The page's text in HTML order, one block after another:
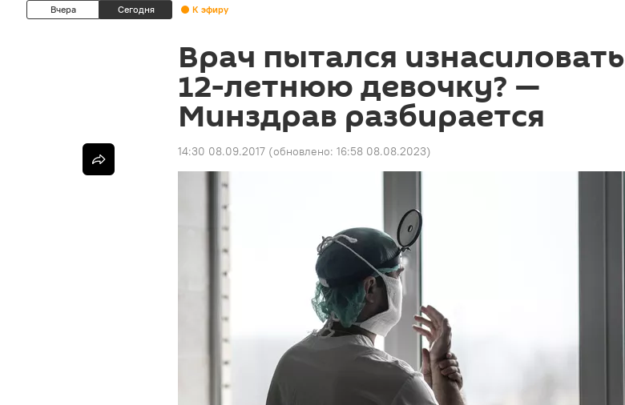
Вчера Сегодня К эфиру
Врач пытался изнасиловать
12-летнюю девочку? —
Минздрав разбирается
14:30 08.09.2017 (обновлено: 16:58 08.08.2023)